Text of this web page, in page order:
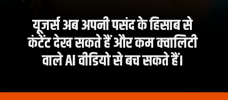
यूजर्स अब अपनी पसंद के हिसाब से
कंटेंट देख सकते हैं और कम क्वालिटी